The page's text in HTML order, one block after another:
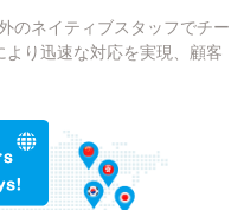
のネイティブスタッフでチー
より迅速な対応を実現、顧客